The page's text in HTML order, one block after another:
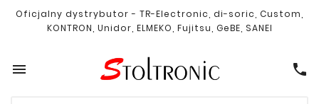
Oficjalny dystrybutor - TR-Electronic, di-soric, Custom,
KONTRON, Unidor, ELMEKO, Fujitsu, GeBE, SANEI
 call